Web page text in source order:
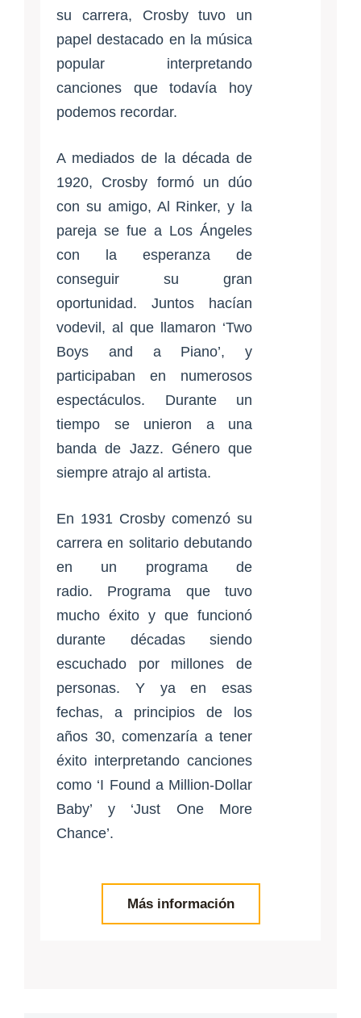
su carrera, Crosby tuvo un
papel destacado en la música
popular interpretando
canciones que todavía hoy
podemos recordar.
A mediados de la década de
1920, Crosby formó un dúo
con su amigo, Al Rinker, y la
pareja se fue a Los Ángeles
con la esperanza de
conseguir su gran
oportunidad. Juntos hacían
vodevil, al que llamaron ‘Two
Boys and a Piano’, y
participaban en numerosos
espectáculos. Durante un
tiempo se unieron a una
banda de Jazz. Género que
siempre atrajo al artista.
En 1931 Crosby comenzó su
carrera en solitario debutando
en un programa de
radio. Programa que tuvo
mucho éxito y que funcionó
durante décadas siendo
escuchado por millones de
personas. Y ya en esas
fechas, a principios de los
años 30, comenzaría a tener
éxito interpretando canciones
como ‘I Found a Million-Dollar
Baby’ y ‘Just One More
Chance’.
Más información